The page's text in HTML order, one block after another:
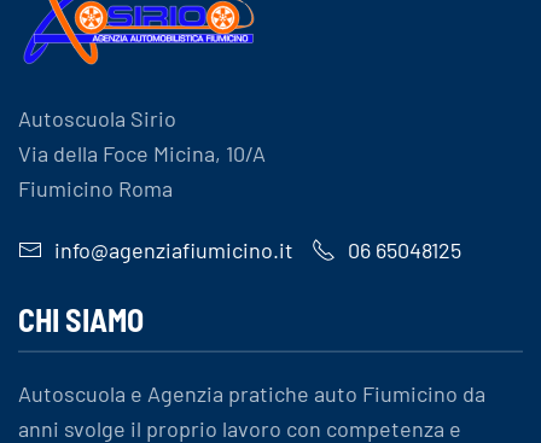
Autoscuola Sirio
Via della Foce Micina, 10/A
Fiumicino Roma
info@agenziafiumicino.it 06 65048125
CHI SIAMO
Autoscuola e Agenzia pratiche auto Fiumicino da
anni svolge il proprio lavoro con competenza e